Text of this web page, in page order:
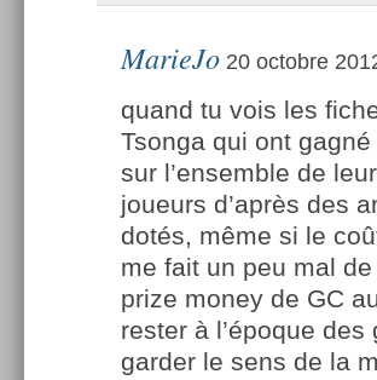
MarieJo 20 octobre
quand tu vois les
Tsonga qui ont
sur l’ensemble de
joueurs d’après des
dotés, même si le
me fait un peu mal
prize money de GC
rester à l’époque
garder le sens de la